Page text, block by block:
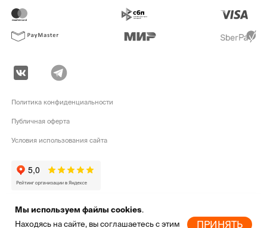
pike.ru © 2010 - 2026 | Высококачественная
отдыха от мировых брендов
Политика конфиденциальности
Публичная оферта
Условия использования сайта
Мы используем файлы cookies.
Находясь на сайте, вы соглашаетесь с этим
ПРИНЯТЬ